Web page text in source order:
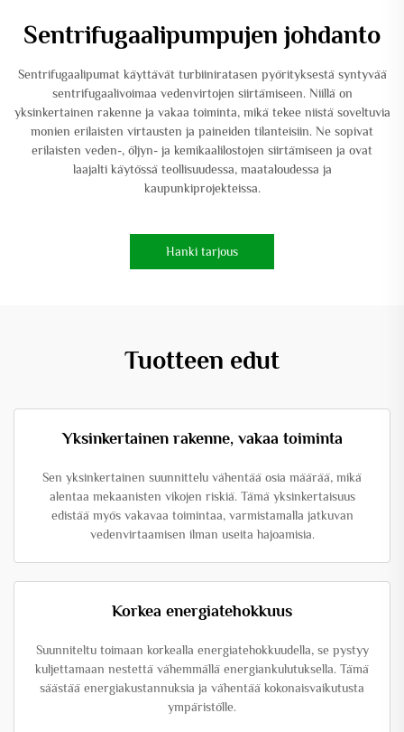
Sentrifugaalipumpujen johdanto
Sentrifugaalipumat käyttävät turbiiniratasen pyörityksestä syntyvää
sentrifugaalivoimaa vedenvirtojen siirtämiseen. Niillä on
yksinkertainen rakenne ja vakaa toiminta, mikä tekee niistä soveltuvia
monien erilaisten virtausten ja paineiden tilanteisiin. Ne sopivat
erilaisten veden-, öljyn- ja kemikaalilostojen siirtämiseen ja ovat
laajalti käytössä teollisuudessa, maataloudessa ja
kaupunkiprojekteissa.
Hanki tarjous
Tuotteen edut
Yksinkertainen rakenne, vakaa toiminta
Sen yksinkertainen suunnittelu vähentää osia määrää, mikä
alentaa mekaanisten vikojen riskiä. Tämä yksinkertaisuus
edistää myös vakavaa toimintaa, varmistamalla jatkuvan
vedenvirtaamisen ilman useita hajoamisia.
Korkea energiatehokkuus
Suunniteltu toimaan korkealla energiatehokkuudella, se pystyy
kuljettamaan nestettä vähemmällä energiankulutuksella. Tämä
säästää energiakustannuksia ja vähentää kokonaisvaikutusta
ympäristölle.